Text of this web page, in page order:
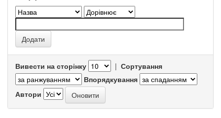
Вивести на сторінку | Сортування
Впорядкування
Автори